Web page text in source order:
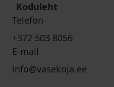
Koduleht
Telefon
+372 503 8056
E-mail
info@vasekoja.ee